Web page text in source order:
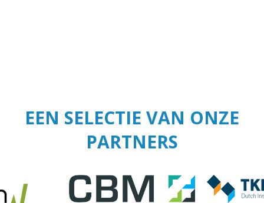
EEN SELECTIE VAN ONZE
PARTNERS